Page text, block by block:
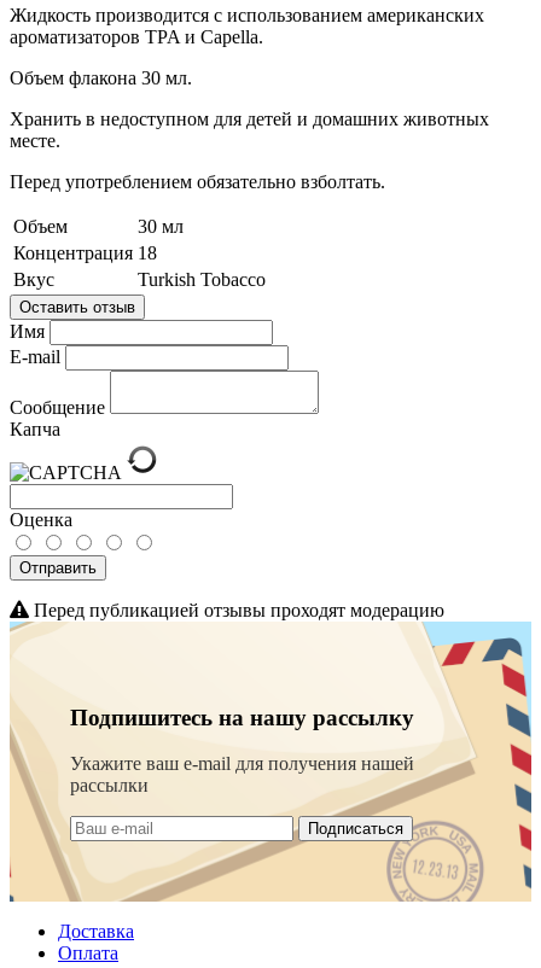
Жидкость производится с использованием американских
ароматизаторов TPA и Capella.
Объем флакона 30 мл.
Хранить в недоступном для детей и домашних животных
месте.
Перед употреблением обязательно взболтать.
Объем
30 мл
Концентрация 18
Вкус
Turkish Tobacco
Оставить отзыв
Имя
E-mail
Сообщение
Капча
Оценка
Отправить
Перед публикацией отзывы проходят модерацию
Подпишитесь на нашу рассылку
Укажите ваш e-mail для получения нашей
рассылки
Подписаться
Доставка
Оплата